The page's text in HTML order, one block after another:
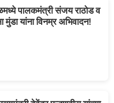
पालकमंत्री संजय राठोड व
मुंडा यांना विनम्र अभिवादन!